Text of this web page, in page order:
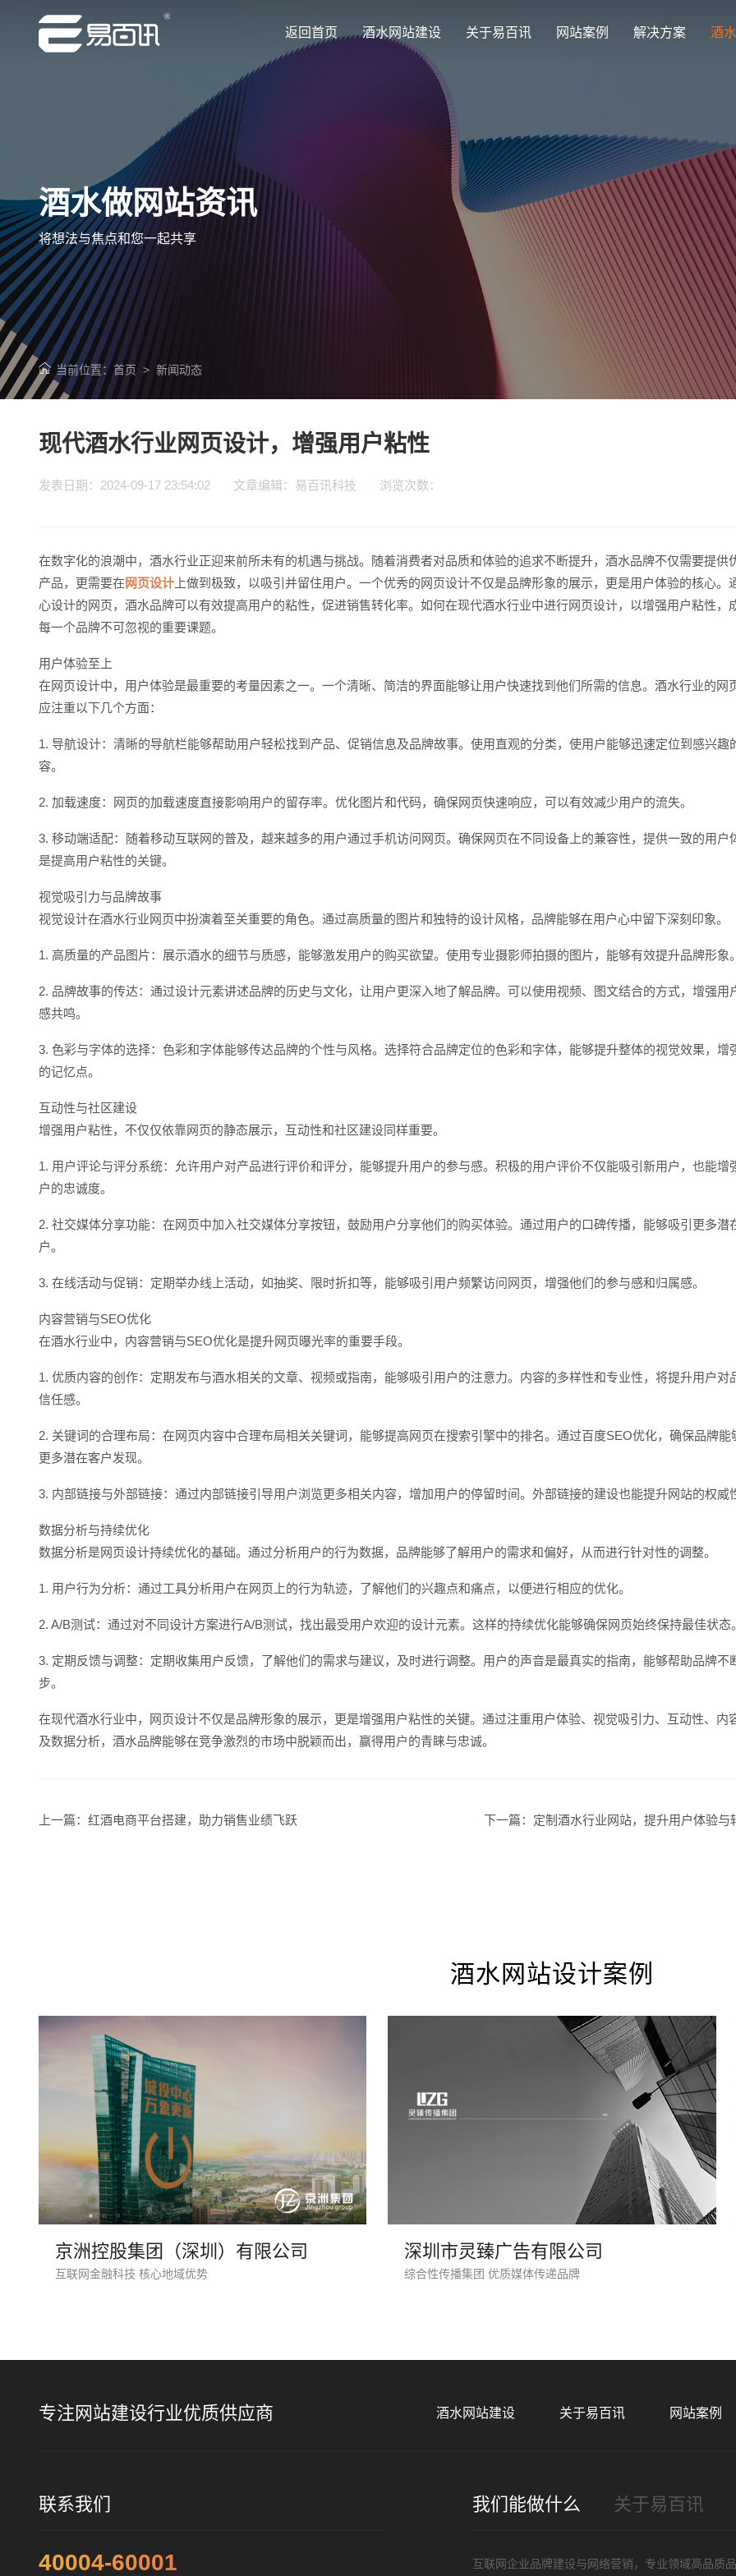
返回首页 酒水网站建设 关于易百讯 网站案例 解决方案 酒
酒水做网站资讯
将想法与焦点和您一起共享
当前位置：首页>新闻动态
现代酒水行业网页设计，增强用户粘性
发表日期：2024-09-17 23:54:02 文章编辑：易百讯科技 浏览次数：
在数字化的浪潮中，酒水行业正迎来前所未有的机遇与挑战。随着消费者对品质和体验的追求不断提升，酒水品牌不仅需要提供
产品，更需要在 网页设计 上做到极致，以吸引并留住用户。一个优秀的网页设计不仅是品牌形象的展示，更是用户体验的核心。
心设计的网页，酒水品牌可以有效提高用户的粘性，促进销售转化率。如何在现代酒水行业中进行网页设计，以增强用户粘性，
每一个品牌不可忽视的重要课题。
用户体验至上
在网页设计中，用户体验是最重要的考量因素之一。一个清晰、简洁的界面能够让用户快速找到他们所需的信息。酒水行业的网
应注重以下几个方面：
1. 导航设计：清晰的导航栏能够帮助用户轻松找到产品、促销信息及品牌故事。使用直观的分类，使用户能够迅速定位到感兴趣
容。
2. 加载速度：网页的加载速度直接影响用户的留存率。优化图片和代码，确保网页快速响应，可以有效减少用户的流失。
3. 移动端适配：随着移动互联网的普及，越来越多的用户通过手机访问网页。确保网页在不同设备上的兼容性，提供一致的用户
是提高用户粘性的关键。
视觉吸引力与品牌故事
视觉设计在酒水行业网页中扮演着至关重要的角色。通过高质量的图片和独特的设计风格，品牌能够在用户心中留下深刻印象。
1. 高质量的产品图片：展示酒水的细节与质感，能够激发用户的购买欲望。使用专业摄影师拍摄的图片，能够有效提升品牌形象。
2. 品牌故事的传达：通过设计元素讲述品牌的历史与文化，让用户更深入地了解品牌。可以使用视频、图文结合的方式，增强用
感共鸣。
3. 色彩与字体的选择：色彩和字体能够传达品牌的个性与风格。选择符合品牌定位的色彩和字体，能够提升整体的视觉效果，增
的记忆点。
互动性与社区建设
增强用户粘性，不仅仅依靠网页的静态展示，互动性和社区建设同样重要。
1. 用户评论与评分系统：允许用户对产品进行评价和评分，能够提升用户的参与感。积极的用户评价不仅能吸引新用户，也能增
户的忠诚度。
2. 社交媒体分享功能：在网页中加入社交媒体分享按钮，鼓励用户分享他们的购买体验。通过用户的口碑传播，能够吸引更多潜
户。
3. 在线活动与促销：定期举办线上活动，如抽奖、限时折扣等，能够吸引用户频繁访问网页，增强他们的参与感和归属感。
内容营销与SEO优化
在酒水行业中，内容营销与SEO优化是提升网页曝光率的重要手段。
1. 优质内容的创作：定期发布与酒水相关的文章、视频或指南，能够吸引用户的注意力。内容的多样性和专业性，将提升用户对
信任感。
2. 关键词的合理布局：在网页内容中合理布局相关关键词，能够提高网页在搜索引擎中的排名。通过百度SEO优化，确保品牌能
更多潜在客户发现。
3. 内部链接与外部链接：通过内部链接引导用户浏览更多相关内容，增加用户的停留时间。外部链接的建设也能提升网站的权威
数据分析与持续优化
数据分析是网页设计持续优化的基础。通过分析用户的行为数据，品牌能够了解用户的需求和偏好，从而进行针对性的调整。
1. 用户行为分析：通过工具分析用户在网页上的行为轨迹，了解他们的兴趣点和痛点，以便进行相应的优化。
2. A/B测试：通过对不同设计方案进行A/B测试，找出最受用户欢迎的设计元素。这样的持续优化能够确保网页始终保持最佳状态。
3. 定期反馈与调整：定期收集用户反馈，了解他们的需求与建议，及时进行调整。用户的声音是最真实的指南，能够帮助品牌不
步。
在现代酒水行业中，网页设计不仅是品牌形象的展示，更是增强用户粘性的关键。通过注重用户体验、视觉吸引力、互动性、内
及数据分析，酒水品牌能够在竞争激烈的市场中脱颖而出，赢得用户的青睐与忠诚。
上一篇：红酒电商平台搭建，助力销售业绩飞跃 下一篇： 定制酒水行业网站，提升用户体验与
酒水网站设计案例
京洲控股集团（深圳）有限公司
互联网金融科技 核心地域优势
深圳市灵臻广告有限公司
综合性传播集团 优质媒体传递品牌
专注网站建设行业优质供应商 酒水网站建设 关于易百讯 网站案例
联系我们
40004-60001
我们能做什么 关于易百讯
互联网企业品牌建设与网络营销，专业领域高品质